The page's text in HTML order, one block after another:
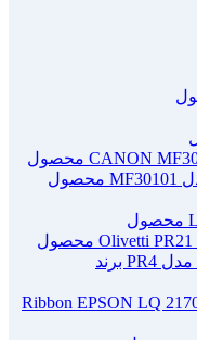
1 محصول
1 محصول
ریبون پرینتر سوزنی اولیوتی مدل PR4 برند